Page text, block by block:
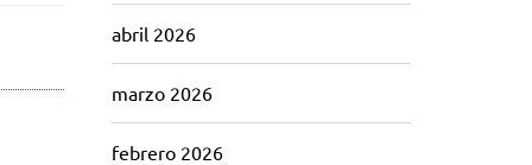
abril 2026
marzo 2026
febrero 2026